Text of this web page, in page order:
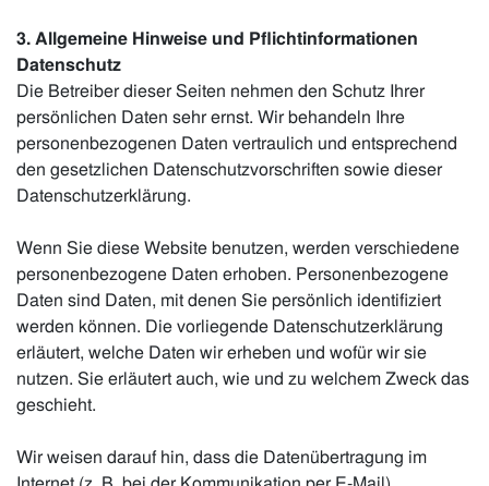
3. Allgemeine Hinweise und Pflicht­informationen
Datenschutz
Die Betreiber dieser Seiten nehmen den Schutz Ihrer
persönlichen Daten sehr ernst. Wir behandeln Ihre
personenbezogenen Daten vertraulich und entsprechend
den gesetzlichen Datenschutzvorschriften sowie dieser
Datenschutzerklärung.
Wenn Sie diese Website benutzen, werden verschiedene
personenbezogene Daten erhoben. Personenbezogene
Daten sind Daten, mit denen Sie persönlich identifiziert
werden können. Die vorliegende Datenschutzerklärung
erläutert, welche Daten wir erheben und wofür wir sie
nutzen. Sie erläutert auch, wie und zu welchem Zweck das
geschieht.
Wir weisen darauf hin, dass die Datenübertragung im